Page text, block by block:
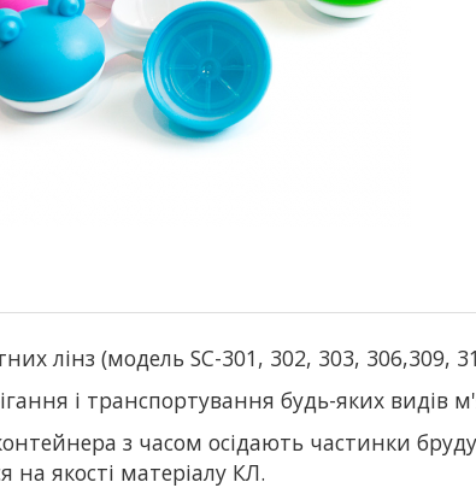
лінз (модель SC-301, 302, 303, 306,309,
і транспортування будь-яких видів
з часом осідають частинки бруду,
на якості матеріалу КЛ.